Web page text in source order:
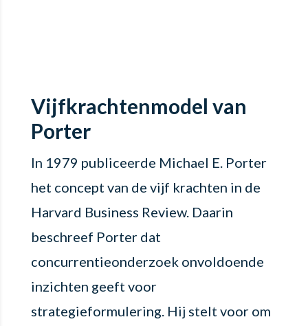
Vijfkrachtenmodel van
Porter
In 1979 publiceerde Michael E. Porter
het concept van de vijf krachten in de
Harvard Business Review. Daarin
beschreef Porter dat
concurrentieonderzoek onvoldoende
inzichten geeft voor
strategieformulering. Hij stelt voor om